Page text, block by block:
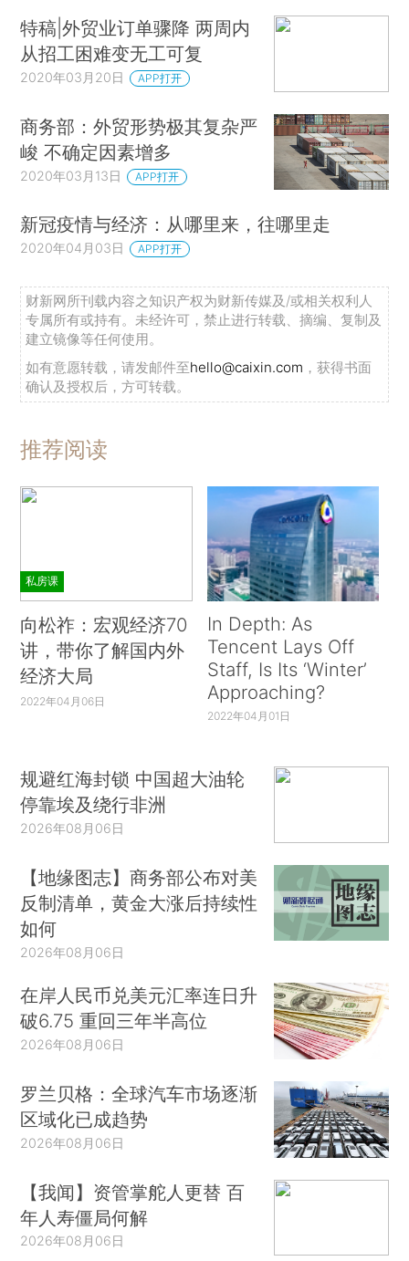
特稿|外贸业订单骤降 两周内
从招工困难变无工可复
2020年03月20日 APP打开
商务部：外贸形势极其复杂严
峻 不确定因素增多
2020年03月13日 APP打开
新冠疫情与经济：从哪里来，往哪里走
2020年04月03日 APP打开
财新网所刊载内容之知识产权为财新传媒及/或相关权利人
专属所有或持有。未经许可，禁止进行转载、摘编、复制及
建立镜像等任何使用。
如有意愿转载，请发邮件至hello@caixin.com ，获得书面
确认及授权后，方可转载。
推荐阅读
私房课
向松祚：宏观经济70
讲，带你了解国内外
经济大局
2022年04月06日
In Depth: As
Tencent Lays Off
Staff, Is Its ‘Winter’
Approaching?
2022年04月01日
规避红海封锁 中国超大油轮
停靠埃及绕行非洲
2026年08月06日
【地缘图志】商务部公布对美
反制清单，黄金大涨后持续性
如何
2026年08月06日
在岸人民币兑美元汇率连日升
破6.75 重回三年半高位
2026年08月06日
罗兰贝格：全球汽车市场逐渐
区域化已成趋势
2026年08月06日
【我闻】资管掌舵人更替 百
年人寿僵局何解
2026年08月06日